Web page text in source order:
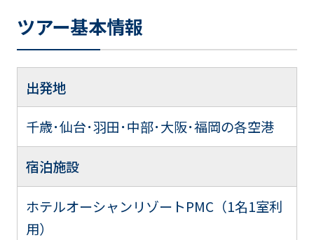
ツアー基本情報
出発地
千歳･仙台･羽田･中部･大阪･福岡の各空港
宿泊施設
ホテルオーシャンリゾートPMC（1名1室利
用）